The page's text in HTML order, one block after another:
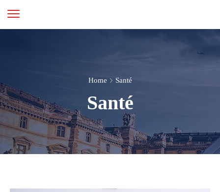
Home Santé
Santé